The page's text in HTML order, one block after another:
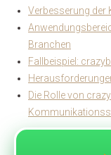
Verbesserung der
Branchen
Fallbeispiel:
Die Rolle von